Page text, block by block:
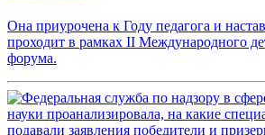
Она приурочена к Году педагога и
проходит в рамках II Международного
форума.